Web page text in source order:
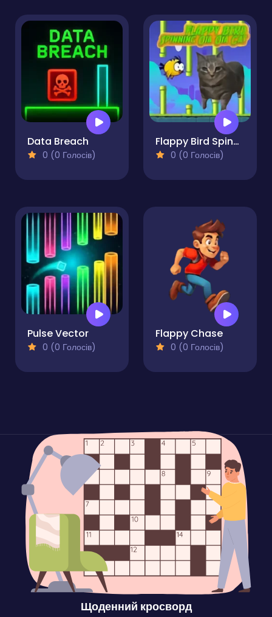
Data Breach
0 (0 Голосів)
Flappy Bird Spinning Oia Oia Cat
0 (0 Голосів)
Pulse Vector
0 (0 Голосів)
Flappy Chase
0 (0 Голосів)
Щоденний кросворд